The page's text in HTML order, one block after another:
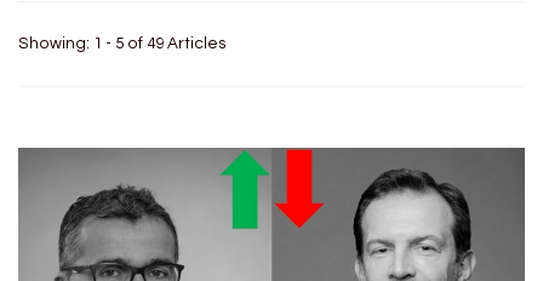
Showing: 1 - 5 of 49 Articles